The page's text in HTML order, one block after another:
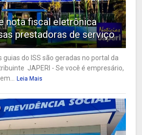
nota fiscal eletrônica
prestadoras de serviço
guias do ISS são geradas no portal da
JAPERI - Se você é empresário,
Leia Mais